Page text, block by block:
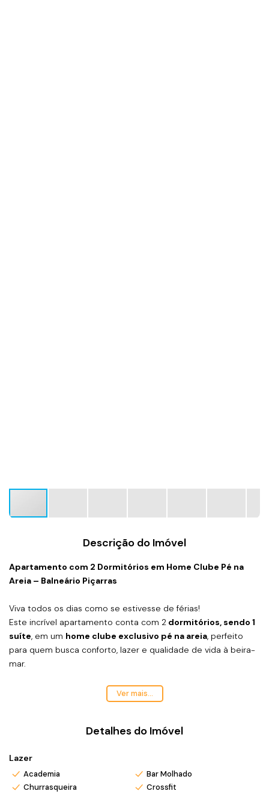
Descrição do Imóvel
Apartamento com 2 Dormitórios em Home Clube Pé na
Areia – Balneário Piçarras
Viva todos os dias como se estivesse de férias!
Este incrível apartamento conta com 2 dormitórios, sendo 1
suíte , em um home clube exclusivo pé na areia , perfeito
para quem busca conforto, lazer e qualidade de vida à beira-
mar.
O empreendimento foi pensado para proporcionar
ano inteiro para toda a família, com uma estrutura completa
Acesso direto à praia
♨️Piscina aquecida
🎉 Salão de festas
💪 Academia equipada
Ver mais...
Detalhes do Imóvel
Lazer
Academia
Bar Molhado
Churrasqueira
Crossfit